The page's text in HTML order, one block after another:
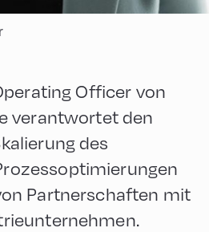
Officer von
verantwortet den
des
Partnerschaften mit